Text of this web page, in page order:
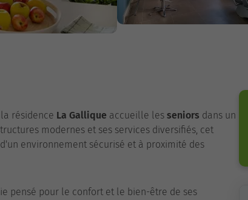
résidence La Gallique accueille les seniors dans un
modernes et ses services diversifiés, cet
environnement sécurisé et à proximité des
pensé pour le confort et le bien-être de ses